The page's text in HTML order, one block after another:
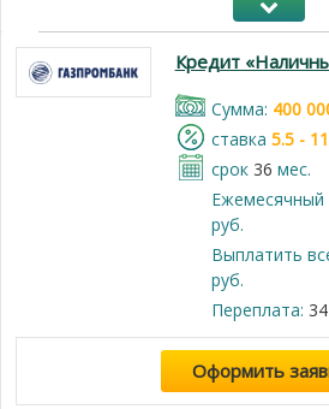
Кредит
Cумма: 400
cтавка 5.5 -
срок 36 мес.
Ежемесячный
руб.
Выплатить
руб.
Переплата:
Оформить